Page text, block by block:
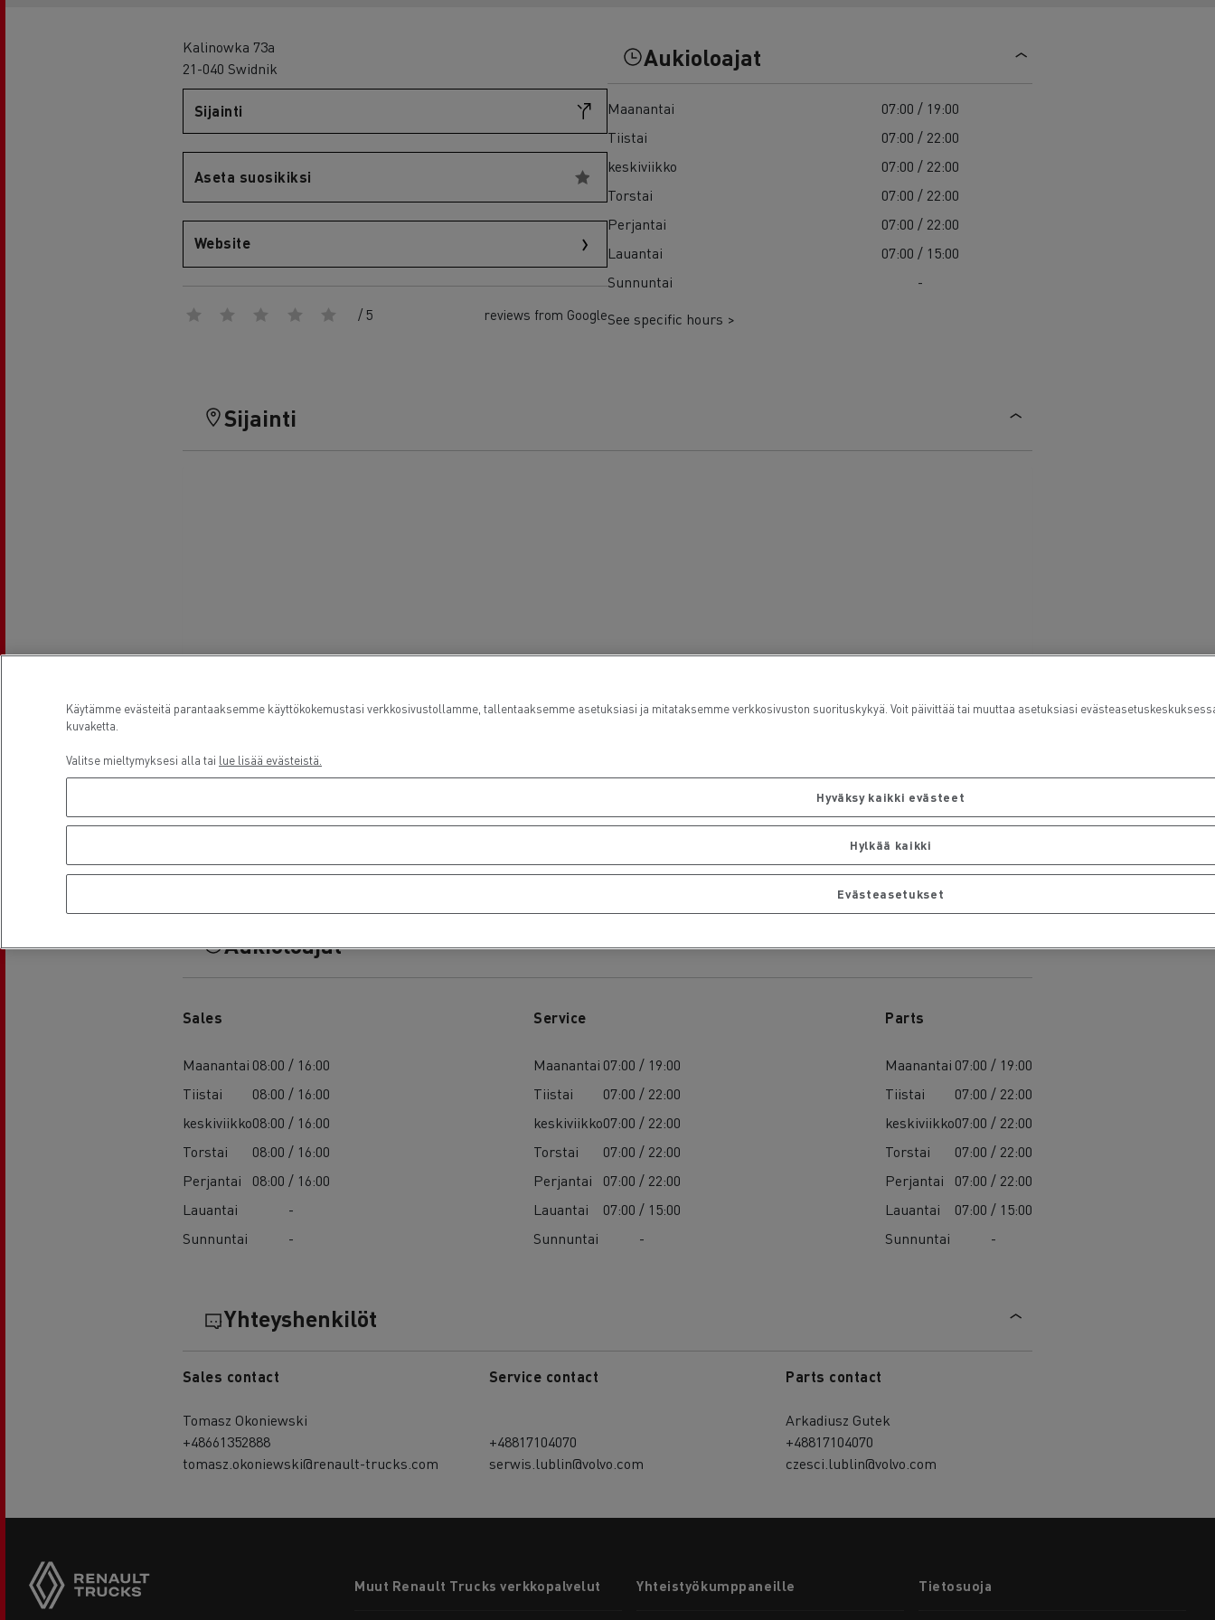
Toimitusta varten
Kalinowka 73a
21-040 Swidnik
Sijainti
Aseta suosikiksi
Website
/ 5 reviews from Google
Aukioloajat
Maanantai
07:00 / 19:00
Tiistai
07:00 / 22:00
keskiviikko
07:00 / 22:00
Torstai
07:00 / 22:00
Perjantai
07:00 / 22:00
Lauantai
07:00 / 15:00
Sunnuntai
-
See specific hours >
Sijainti
Aukioloajat
Sales
Maanantai 08:00 / 16:00
Tiistai
08:00 / 16:00
keskiviikko08:00 / 16:00
Torstai
08:00 / 16:00
Perjantai
08:00 / 16:00
Lauantai
-
Sunnuntai
-
Service
Maanantai 07:00 / 19:00
Tiistai
07:00 / 22:00
keskiviikko07:00 / 22:00
Torstai
07:00 / 22:00
Perjantai
07:00 / 22:00
Lauantai
07:00 / 15:00
Sunnuntai
-
Parts
Maanantai 07:00 / 19:00
Tiistai
07:00 / 22:00
keskiviikko07:00 / 22:00
Torstai
07:00 / 22:00
Perjantai
07:00 / 22:00
Lauantai
07:00 / 15:00
Sunnuntai
-
Yhteyshenkilöt
Sales contact
Tomasz Okoniewski
+48661352888
tomasz.okoniewski@renault-trucks.com
Service contact
+48817104070
serwis.lublin@volvo.com
Parts contact
Arkadiusz Gutek
+48817104070
czesci.lublin@volvo.com
menuMuut Renault Trucks verkkopalvelut Yhteistyökumppaneille Tietosuoja
Käytämme evästeitä parantaaksemme käyttökokemustasi verkkosivustollamme, tallentaaksemme asetuksiasi ja mitataksemme verkkosivuston suorituskykyä. Voit päivittää tai muuttaa asetuksiasi
kuvaketta.
Valitse mieltymyksesi alla tai lue lisää evästeistä.
Hyväksy kaikki evästeet
Hylkää kaikki
Evästeasetukset